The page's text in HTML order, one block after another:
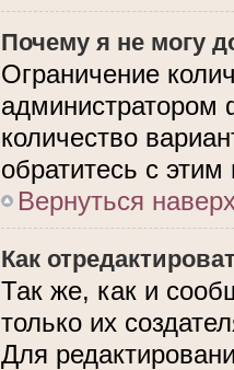
Почему я не могу
Ограничение
количество
обратитесь с
Вернуться
Как
Так же, как и
только их
Для